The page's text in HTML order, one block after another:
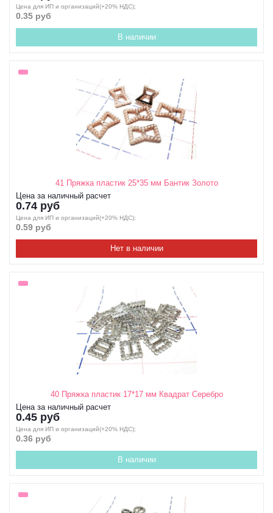
Цена для ИП и организаций(+20% НДС);
0.35 руб
В наличии
41 Пряжка пластик 25*35 мм Бантик Золото
Цена за наличный расчет
0.74 руб
Цена для ИП и организаций(+20% НДС);
0.59 руб
Нет в наличии
40 Пряжка пластик 17*17 мм Квадрат Серебро
Цена за наличный расчет
0.45 руб
Цена для ИП и организаций(+20% НДС);
0.36 руб
В наличии